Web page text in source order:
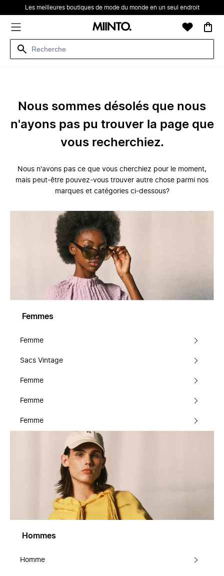
Les meilleures boutiques de mode du monde en un seul endroit
Nous sommes désolés que nous
n'ayons pas pu trouver la page que
vous recherchiez.
Nous n'avons pas ce que vous cherchiez pour le moment,
mais peut-être pouvez-vous trouver autre chose parmi nos
marques et catégories ci-dessous?
Femmes
Femme
Sacs Vintage
Femme
Femme
Femme
Hommes
Homme